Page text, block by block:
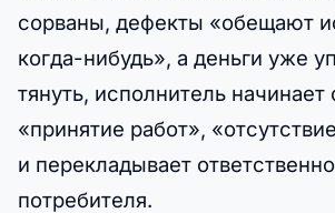
сорваны, дефекты «обещают
когда-нибудь», а деньги уже
тянуть, исполнитель начинает
«принятие работ»,
и перекладывает
потребителя.